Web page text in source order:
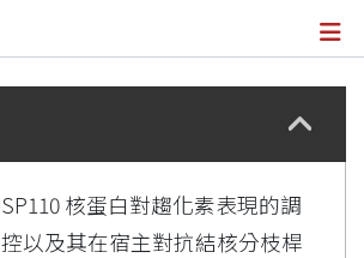
Details
SP110 核蛋白對趨化素表現的調
控以及其在宿主對抗結核分枝桿